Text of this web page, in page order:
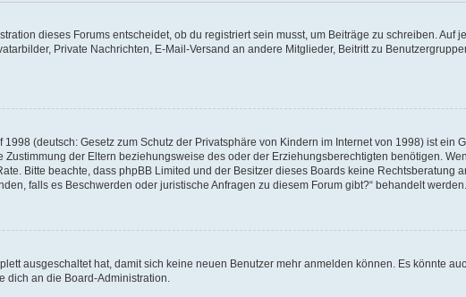
dieses Forums entscheidet, ob du registriert sein musst, um Beiträge zu schreiben. Auf
Private Nachrichten, E-Mail-Versand an andere Mitglieder, Beitritt zu
(deutsch: Gesetz zum Schutz der Privatsphäre von Kindern im Internet von 1998) ist
der Eltern beziehungsweise des oder der Erziehungsberechtigten benötigen.
Bitte beachte, dass phpBB Limited und der Besitzer dieses Boards keine
falls es Beschwerden oder juristische Anfragen zu diesem Forum gibt?“ behandelt werden.
ausgeschaltet hat, damit sich keine neuen Benutzer mehr anmelden können. Es könnte
dich an die Board-Administration.